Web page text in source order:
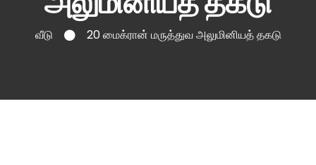
வீடு 20 மைக்ரான் மருத்துவ அலுமினியத் தகடு